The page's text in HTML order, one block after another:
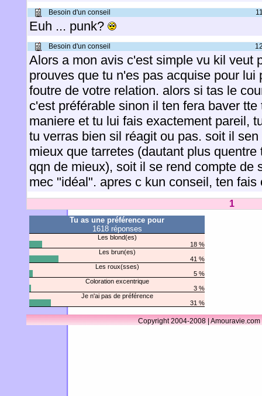
Besoin d'un conseil
Euh ... punk?
Besoin d'un conseil
Alors a mon avis c'est simple vu kil veut
prouves que tu n'es pas acquise pour
foutre de votre relation. alors si tas le
c'est préférable sinon il ten fera baver
maniere et tu lui fais exactement pareil,
tu verras bien sil réagit ou pas. soit il
mieux que tarretes (dautant plus
qqn de mieux), soit il se rend compte de
mec "idéal". apres c kun conseil, ten
1
Tu as une préférence pour
1618 réponses
Les blond(es)
18 %
Les brun(es)
41 %
Les roux(sses)
5 %
Coloration excentrique
3 %
Je n'ai pas de préférence
31 %
Copyright 2004-2008 |